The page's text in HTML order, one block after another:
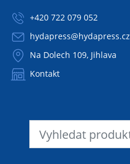
+420 722 079 052
hydapress@hydapress.cz
Na Dolech 109, Jihlava
Kontakt